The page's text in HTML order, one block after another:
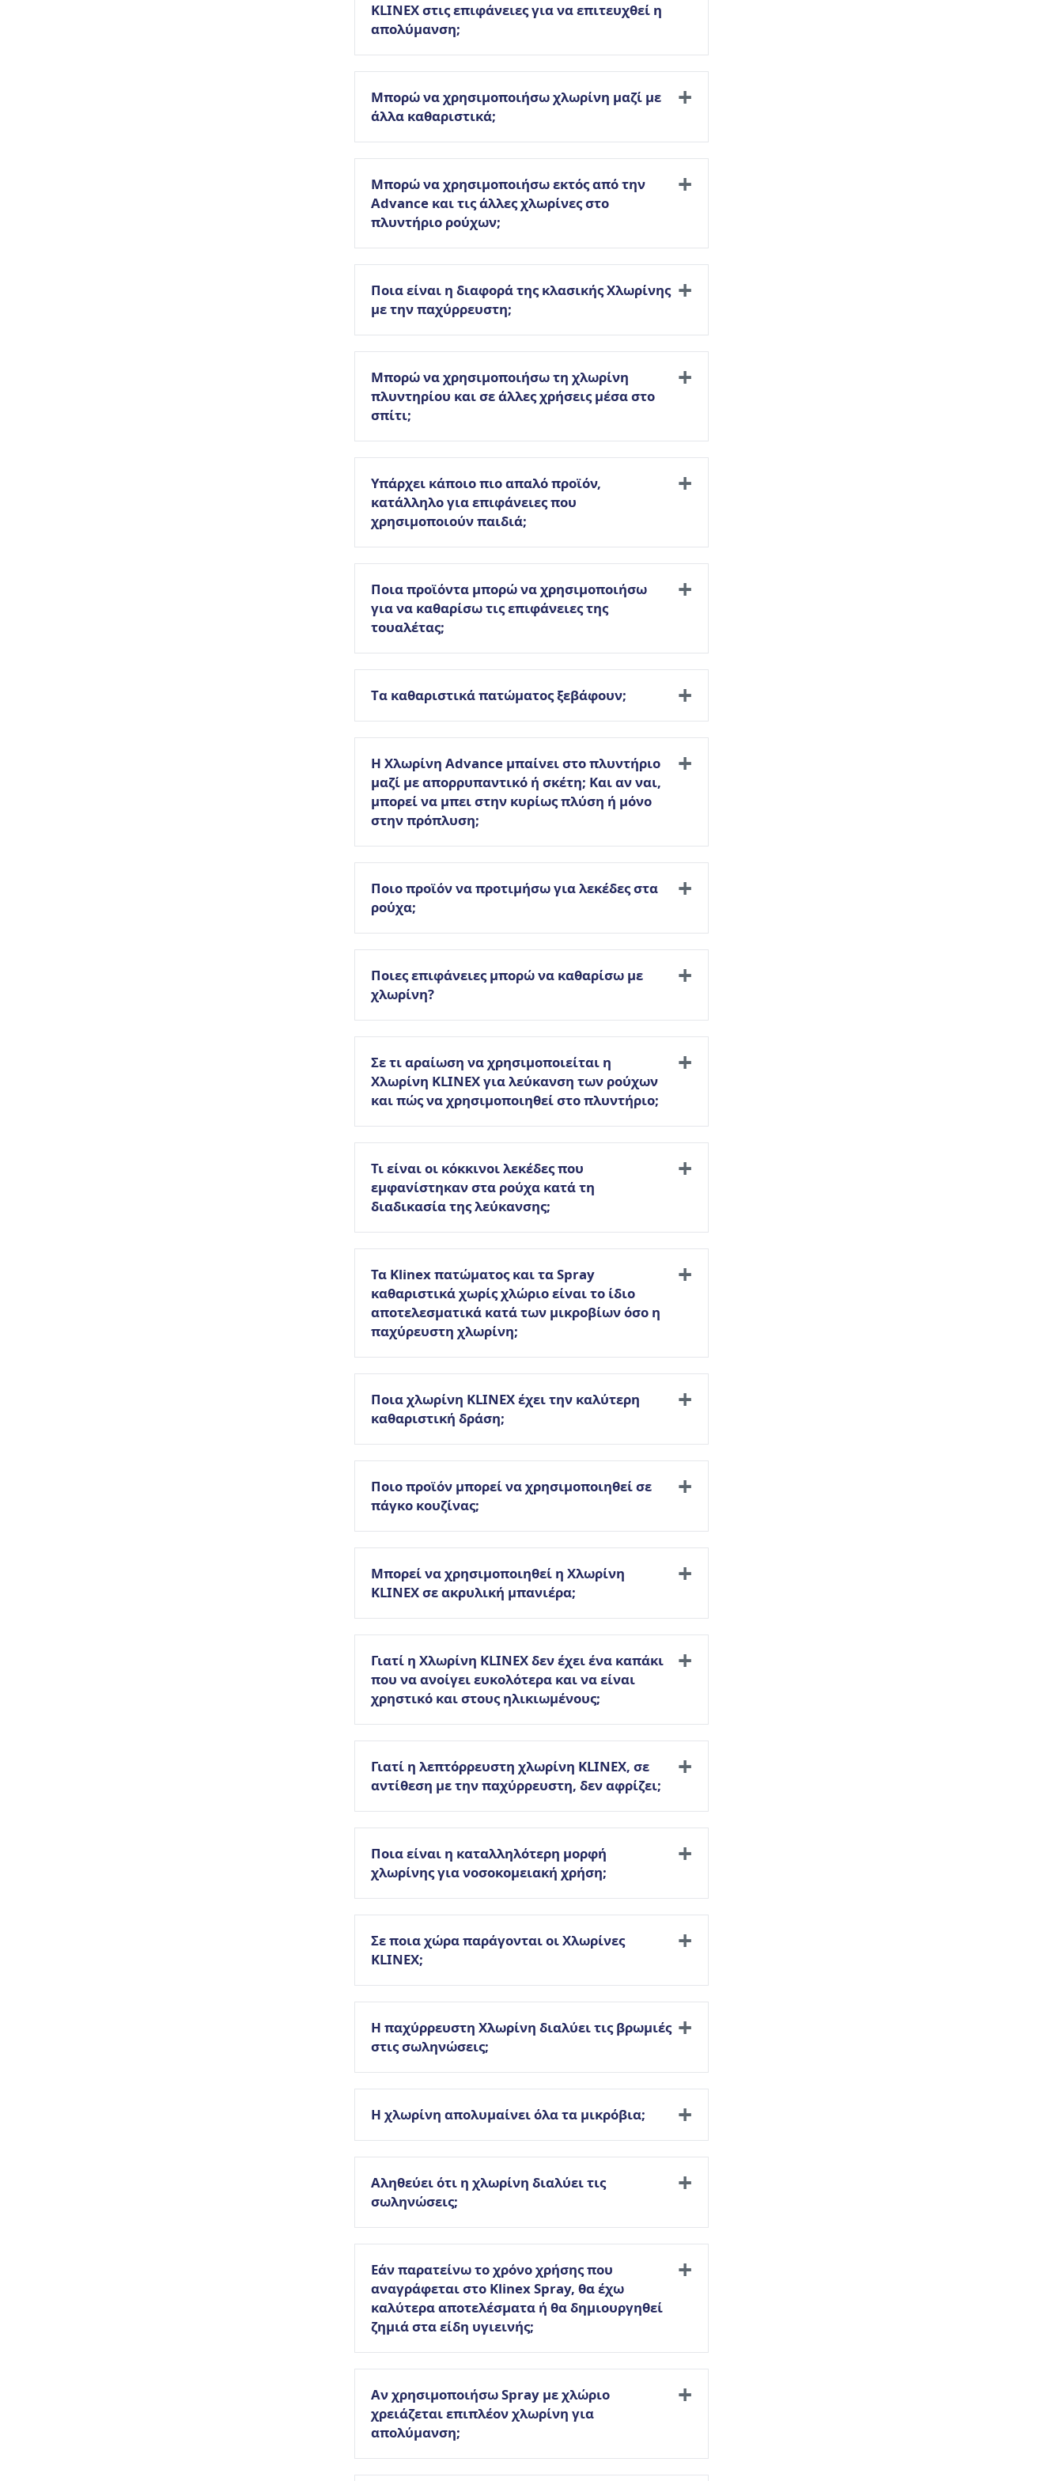
KLINEX στις επιφάνειες για να επιτευχθεί η
απολύμανση;
Μπορώ να χρησιμοποιήσω χλωρίνη μαζί με
άλλα καθαριστικά;
Μπορώ να χρησιμοποιήσω εκτός από την
Advance και τις άλλες χλωρίνες στο
πλυντήριο ρούχων;
Ποια είναι η διαφορά της κλασικής Χλωρίνης
με την παχύρρευστη;
Μπορώ να χρησιμοποιήσω τη χλωρίνη
πλυντηρίου και σε άλλες χρήσεις μέσα στο
σπίτι;
Υπάρχει κάποιο πιο απαλό προϊόν,
κατάλληλο για επιφάνειες που
χρησιμοποιούν παιδιά;
Ποια προϊόντα μπορώ να χρησιμοποιήσω
για να καθαρίσω τις επιφάνειες της
τουαλέτας;
Tα καθαριστικά πατώματος ξεβάφουν;
H Χλωρίνη Advance μπαίνει στο πλυντήριο
μαζί με απορρυπαντικό ή σκέτη; Και αν ναι,
μπορεί να μπει στην κυρίως πλύση ή μόνο
στην πρόπλυση;
Ποιο προϊόν να προτιμήσω για λεκέδες στα
ρούχα;
Ποιες επιφάνειες μπορώ να καθαρίσω με
χλωρίνη?
Σε τι αραίωση να χρησιμοποιείται η
Χλωρίνη KLINEX για λεύκανση των ρούχων
και πώς να χρησιμοποιηθεί στο πλυντήριο;
Τι είναι οι κόκκινοι λεκέδες που
εμφανίστηκαν στα ρούχα κατά τη
διαδικασία της λεύκανσης;
Τα Klinex πατώματος και τα Spray
καθαριστικά χωρίς χλώριο είναι το ίδιο
αποτελεσματικά κατά των μικροβίων όσο η
παχύρευστη χλωρίνη;
Ποια χλωρίνη KLINEX έχει την καλύτερη
καθαριστική δράση;
Ποιο προϊόν μπορεί να χρησιμοποιηθεί σε
πάγκο κουζίνας;
Μπορεί να χρησιμοποιηθεί η Χλωρίνη
KLINEX σε ακρυλική μπανιέρα;
Γιατί η Χλωρίνη KLINEX δεν έχει ένα καπάκι
που να ανοίγει ευκολότερα και να είναι
χρηστικό και στους ηλικιωμένους;
Γιατί η λεπτόρρευστη χλωρίνη KLINEX, σε
αντίθεση με την παχύρρευστη, δεν αφρίζει;
Ποια είναι η καταλληλότερη μορφή
χλωρίνης για νοσοκομειακή χρήση;
Σε ποια χώρα παράγονται οι Χλωρίνες
KLINEX;
Η παχύρρευστη Χλωρίνη διαλύει τις βρωμιές
στις σωληνώσεις;
H χλωρίνη απολυμαίνει όλα τα μικρόβια;
Αληθεύει ότι η χλωρίνη διαλύει τις
σωληνώσεις;
Εάν παρατείνω το χρόνο χρήσης που
αναγράφεται στο Klinex Spray, θα έχω
καλύτερα αποτελέσματα ή θα δημιουργηθεί
ζημιά στα είδη υγιεινής;
Αν χρησιμοποιήσω Spray με χλώριο
χρειάζεται επιπλέον χλωρίνη για
απολύμανση;